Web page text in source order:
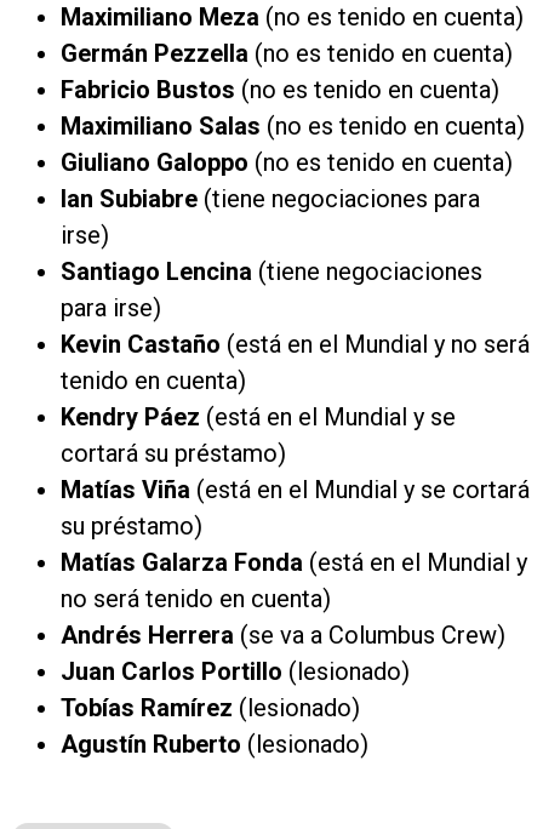
Maximiliano Meza (no es tenido en cuenta)
Germán Pezzella (no es tenido en cuenta)
Fabricio Bustos (no es tenido en cuenta)
Maximiliano Salas (no es tenido en cuenta)
Giuliano Galoppo (no es tenido en cuenta)
Ian Subiabre (tiene negociaciones para
irse)
Santiago Lencina (tiene negociaciones
para irse)
Kevin Castaño (está en el Mundial y no será
tenido en cuenta)
Kendry Páez (está en el Mundial y se
cortará su préstamo)
Matías Viña (está en el Mundial y se cortará
su préstamo)
Matías Galarza Fonda (está en el Mundial y
no será tenido en cuenta)
Andrés Herrera (se va a Columbus Crew)
Juan Carlos Portillo (lesionado)
Tobías Ramírez (lesionado)
Agustín Ruberto (lesionado)